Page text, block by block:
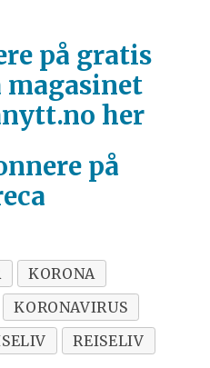
på gratis
her
på
KORONA
KORONAVIRUS
REISELIV